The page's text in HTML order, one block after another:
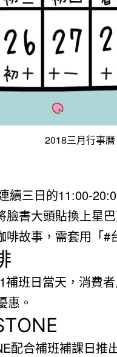
2018三月行事曆
續三日的11:00-
臉書大頭貼換上星
啡故事，需套用「#
補班日當天，消費
惠。
配合補班補課日推